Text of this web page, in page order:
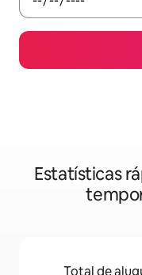
Estatísticas
Total de